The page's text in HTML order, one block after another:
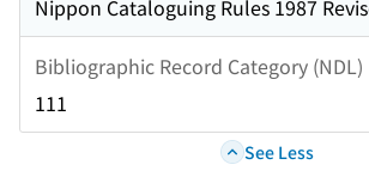
Nippon Cataloguing Rules 1987
Bibliographic Record Category (NDL)
111
See Less